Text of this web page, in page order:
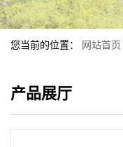
您当前的位置： 网站首页
产品展厅